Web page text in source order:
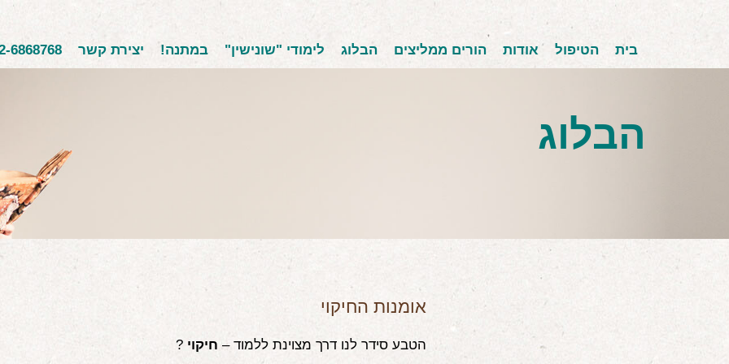
בית הטיפול אודות הורים ממליצים הבלוג לימודי "שונישין" במתנה! יצירת קשר 6868768
הבלוג
אומנות החיקוי
הטבע סידר לנו דרך מצוינת ללמוד – חיקוי ?